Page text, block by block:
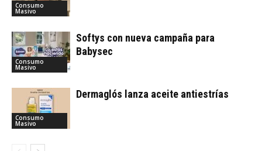
Consumo
Masivo
Consumo
Masivo
Softys con nueva campaña para
Babysec
Consumo
Masivo
Dermaglós lanza aceite antiestrías